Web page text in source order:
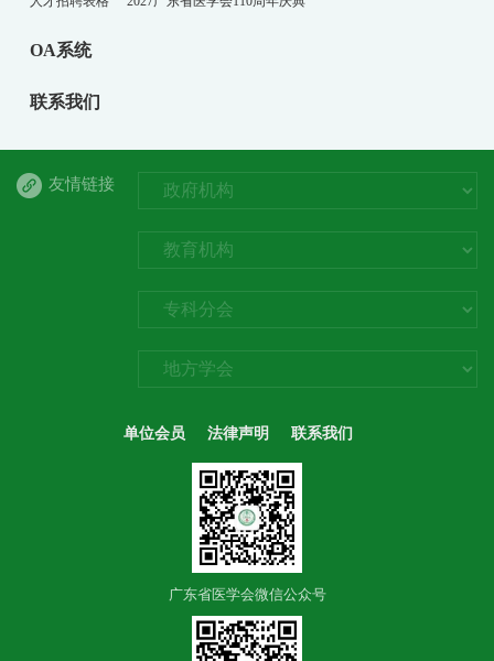
OA系统
联系我们
友情链接
单位会员 法律声明 联系我们
广东省医学会微信公众号